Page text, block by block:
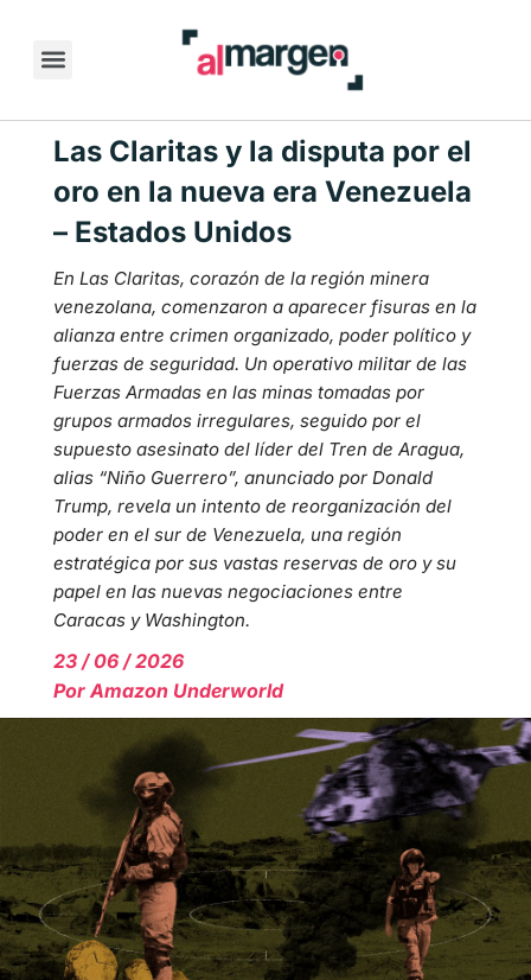
Las Claritas y la disputa por el
oro en la nueva era Venezuela
– Estados Unidos
En Las Claritas, corazón de la región minera
venezolana, comenzaron a aparecer fisuras en la
alianza entre crimen organizado, poder político y
fuerzas de seguridad. Un operativo militar de las
Fuerzas Armadas en las minas tomadas por
grupos armados irregulares, seguido por el
supuesto asesinato del líder del Tren de Aragua,
alias “Niño Guerrero”, anunciado por Donald
Trump, revela un intento de reorganización del
poder en el sur de Venezuela, una región
estratégica por sus vastas reservas de oro y su
papel en las nuevas negociaciones entre
Caracas y Washington.
23 / 06 / 2026
PorAmazon Underworld